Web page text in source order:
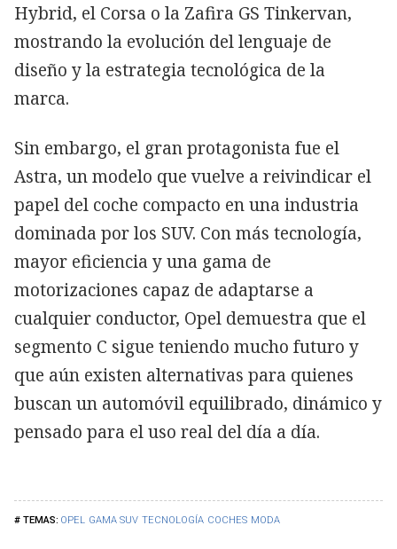
OPEL GAMA SUV TECNOLOGÍA COCHES MODA
Hybrid, el Corsa o la Zafira GS Tinkervan,
mostrando la evolución del lenguaje de
diseño y la estrategia tecnológica de la
marca.
Sin embargo, el gran protagonista fue el
Astra, un modelo que vuelve a reivindicar el
papel del coche compacto en una industria
dominada por los SUV. Con más tecnología,
mayor eficiencia y una gama de
motorizaciones capaz de adaptarse a
cualquier conductor, Opel demuestra que el
segmento C sigue teniendo mucho futuro y
que aún existen alternativas para quienes
buscan un automóvil equilibrado, dinámico y
pensado para el uso real del día a día.